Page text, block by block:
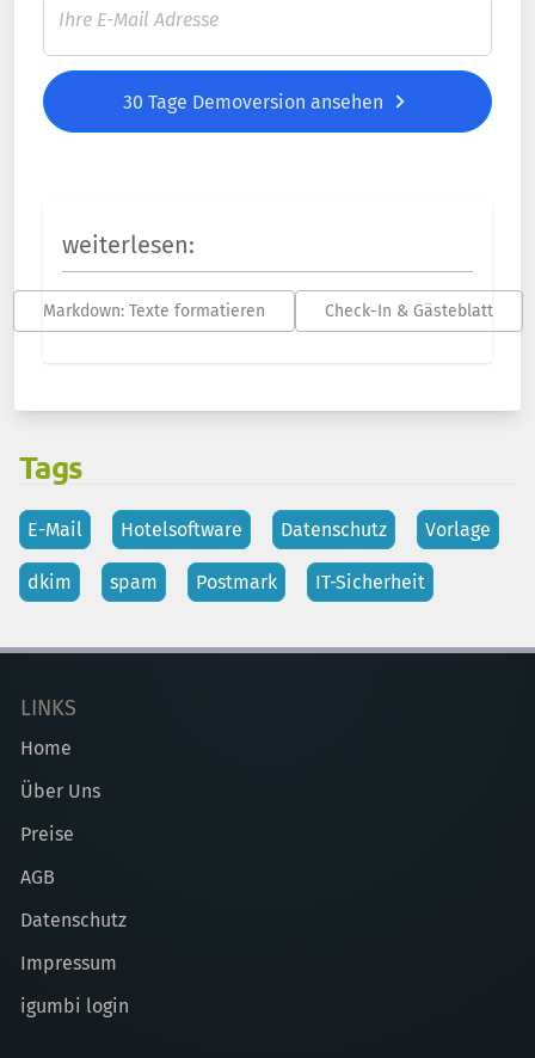
30 Tage Demoversion ansehen
weiterlesen:
Markdown: Texte formatieren Check-In & Gästeblatt
Tags
E-Mail Hotelsoftware Datenschutz Vorlage
dkim spam Postmark IT-Sicherheit
LINKS
Home
Über Uns
Preise
AGB
Datenschutz
Impressum
igumbi login